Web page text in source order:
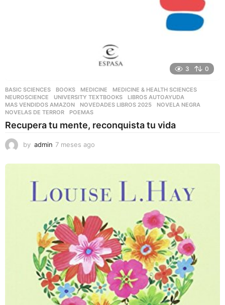
3 0
BASIC SCIENCES ,BOOKS ,MEDICINE ,MEDICINE & HEALTH SCIENCES
NEUROSCIENCE
,UNIVERSITY TEXTBOOKS LIBROS AUTOAYUDA
MAS VENDIDOS AMAZON
,NOVEDADES LIBROS 2025 ,NOVELA NEGRA
NOVELAS DE TERROR
,POEMAS
Recupera tu mente, reconquista tu vida
by admin 7 meses ago
e
s
a
o